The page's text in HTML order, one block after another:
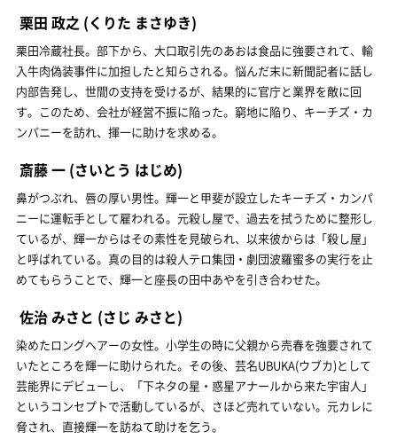
栗田 政之 (くりた まさゆき)
栗田冷蔵社長。部下から、大口取引先のあおは食品に強要されて、輸
入牛肉偽装事件に加担したと知らされる。悩んだ末に新聞記者に話し
内部告発し、世間の支持を受けるが、結果的に官庁と業界を敵に回
す。このため、会社が経営不振に陥った。窮地に陥り、キーチズ・カ
ンパニーを訪れ、揮一に助けを求める。
斎藤 一 (さいとう はじめ)
鼻がつぶれ、唇の厚い男性。輝一と甲斐が設立したキーチズ・カンパ
ニーに運転手として雇われる。元殺し屋で、過去を拭うために整形し
ているが、輝一からはその素性を見破られ、以来彼からは「殺し屋」
と呼ばれている。真の目的は殺人テロ集団・劇団波羅蜜多の実行を止
めてもらうことで、輝一と座長の田中あやを引き合わせた。
佐治 みさと (さじ みさと)
染めたロングヘアーの女性。小学生の時に父親から売春を強要されて
いたところを輝一に助けられた。その後、芸名UBUKA(ウブカ)として
芸能界にデビューし、「下ネタの星・惑星アナールから来た宇宙人」
というコンセプトで活動しているが、さほど売れていない。元カレに
脅され、直接輝一を訪ねて助けを乞う。